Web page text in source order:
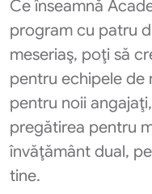
Ce înseamnă
program cu patru
meseriaş, poţi să
pentru echipele de
pentru noii
pregătirea pentru
învăţământ dual,
tine.